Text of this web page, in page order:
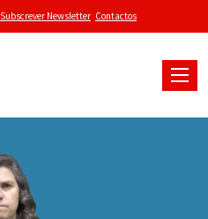
Subscrever Newsletter Contactos
Toggle